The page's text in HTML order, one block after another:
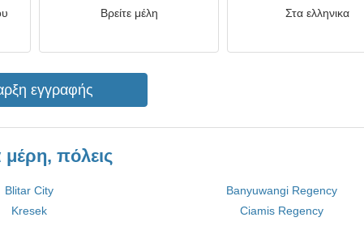
Βρείτε μέλη Στα ελληνικα
εγγραφής
πόλεις
Blitar City
Banyuwangi Regency
Kresek
Ciamis Regency